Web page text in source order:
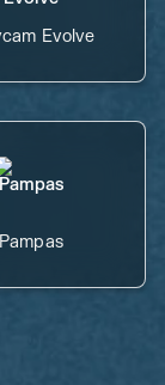
Evolve
Pampas